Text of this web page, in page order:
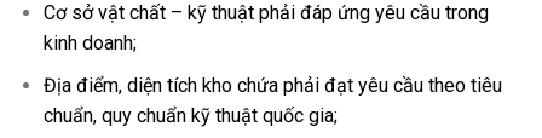
Cơ sở vật chất – kỹ thuật phải đáp ứng yêu cầu trong
kinh doanh;
Địa điểm, diện tích kho chứa phải đạt yêu cầu theo tiêu
chuẩn, quy chuẩn kỹ thuật quốc gia;